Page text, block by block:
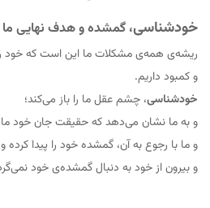
خودشناسی، گمشده و هدف نهایی
ریشه‌ی همه‌ی مشکلات ما این است که
و کمبود داریم.
خودشناسی، چشم عقل ما را باز می‌کند؛
و به ما نشان می‌دهد که حقيقت جان خود
و ما با رجوع به آن، گمشده خود را پيدا
و بیرون از خود به دنبال گمشده‌ی خود